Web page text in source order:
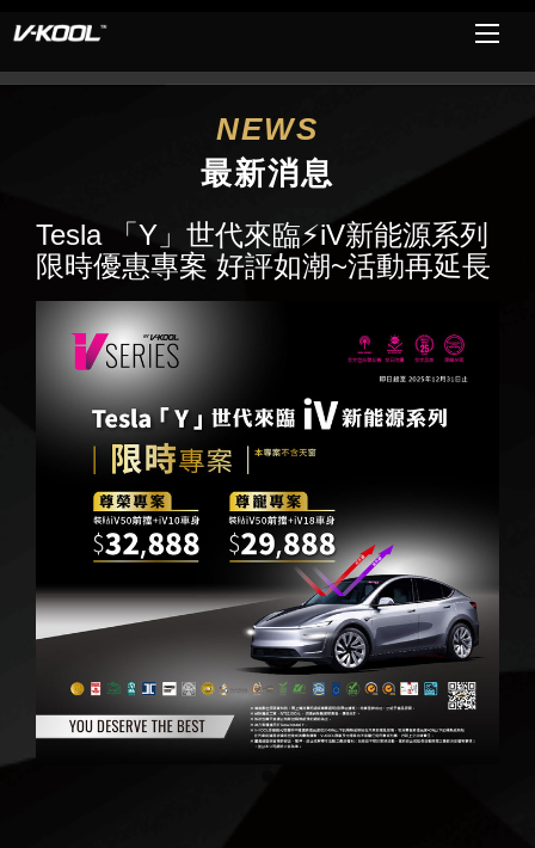
NEWS
最新消息
Tesla 「Y」世代來臨⚡️iV新能源系列
限時優惠專案 好評如潮~活動再延長